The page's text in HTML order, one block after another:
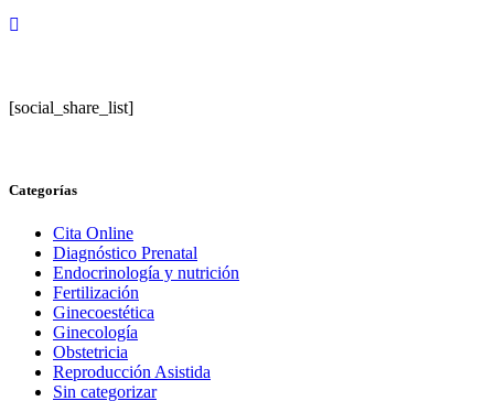
[social_share_list]
Categorías
Cita Online
Diagnóstico Prenatal
Endocrinología y nutrición
Fertilización
Ginecoestética
Ginecología
Obstetricia
Reproducción Asistida
Sin categorizar